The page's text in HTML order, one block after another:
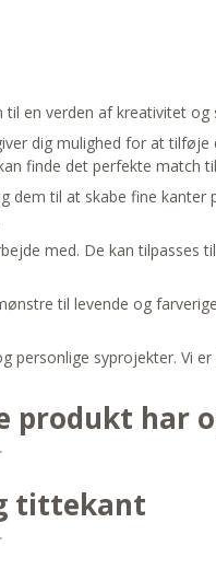
til en verden af kreativitet og
dig mulighed for at
finde det perfekte match
dem til at skabe fine
med. De kan tilpasses
til levende og
syprojekter. Vi
produkt har
tittekant